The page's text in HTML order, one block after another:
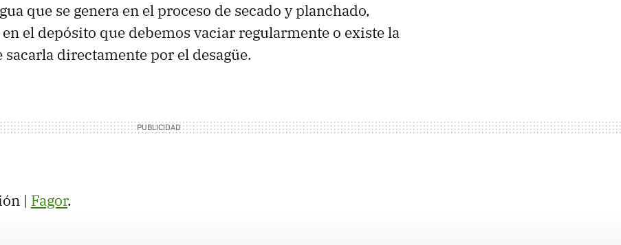
que se genera en el proceso de secado y planchado,
el depósito que debemos vaciar regularmente o existe la
directamente por el desagüe.
| Fagor.